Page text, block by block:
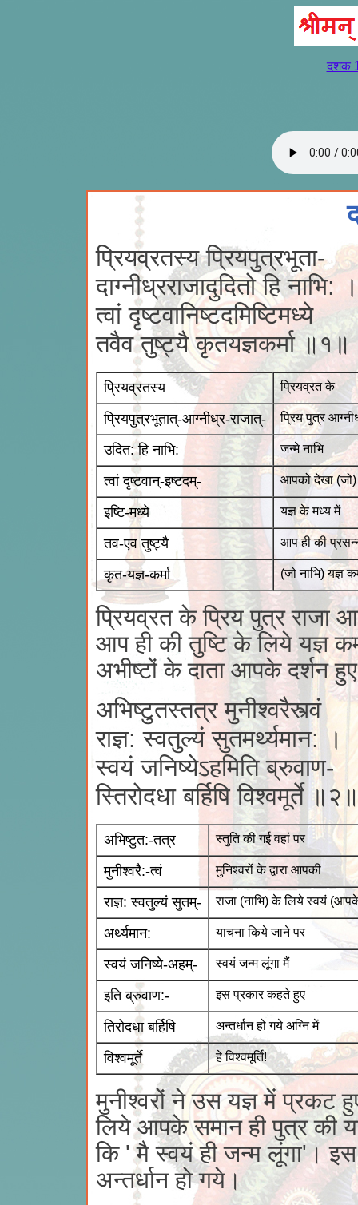
दशक
प्रियव्रतस्य प्रियपुत्रभूता-
दाग्नीध्रराजादुदितो हि नाभि: ।
त्वां दृष्टवानिष्टदमिष्टिमध्ये
तवैव तुष्ट्यै कृतयज्ञकर्मा ॥१॥
प्रियव्रतस्य प्रियव्रत के
प्रियपुत्रभूतात्-आग्नीध्र-राजात्- प्रिय पुत्र
उदित: हि नाभि: जन्मे नाभि
त्वां दृष्टवान्-इष्टदम्- आपको देखा (जो)
इष्टि-मध्ये यज्ञ के मध्य में
तव-एव तुष्ट्यै आप ही की
कृत-यज्ञ-कर्मा (जो नाभि) यज्ञ
प्रियव्रत के प्रिय पुत्र राजा
आप ही की तुष्टि के लिये यज्ञ
अभीष्टों के दाता आपके दर्शन
अभिष्टुतस्तत्र मुनीश्वरैस्त्वं
राज्ञ: स्वतुल्यं सुतमर्थ्यमान: ।
स्वयं जनिष्येऽहमिति ब्रुवाण-
स्तिरोदधा बर्हिषि विश्वमूर्ते ॥२॥
अभिष्टुत:-तत्र स्तुति की गई वहां पर
मुनीश्वरै:-त्वं मुनिश्वरों के द्वारा आपकी
राज्ञ: स्वतुल्यं सुतम्- राजा (नाभि) के लिये स्वयं
अर्थ्यमान: याचना किये जाने पर
स्वयं जनिष्ये-अहम्- स्वयं जन्म लूंगा मैं
इति ब्रुवाण:- इस प्रकार कहते हुए
तिरोदधा बर्हिषि अन्तर्धान हो गये अग्नि में
विश्वमूर्ते हे विश्वमूर्ति!
मुनीश्वरों ने उस यज्ञ में प्रकट
लिये आपके समान ही पुत्र की
कि ' मै स्वयं ही जन्म लूंगा'।
अन्तर्धान हो गये।